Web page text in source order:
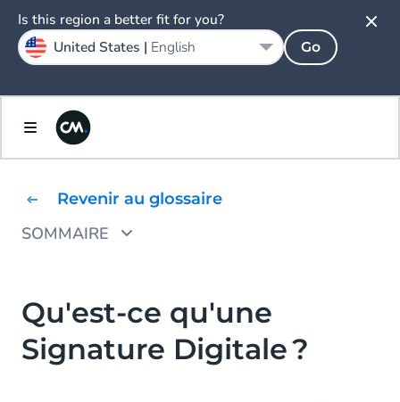
Revenir au glossaire
SOMMAIRE
Qu'est-ce qu'une
Signature Digitale ?
Is this region a better fit for you?
United States | English Go